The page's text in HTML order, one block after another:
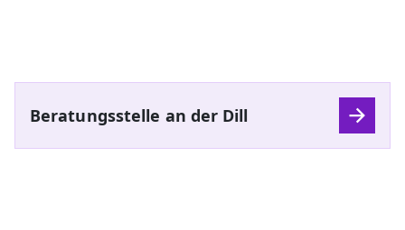
Beratungsstelle an der Dill